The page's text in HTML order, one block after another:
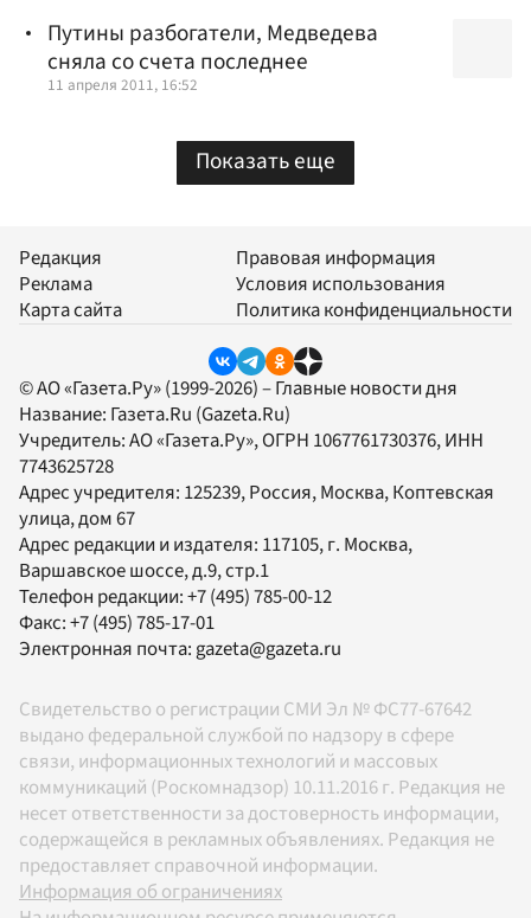
Путины разбогатели, Медведева
сняла со счета последнее
11 апреля 2011, 16:52
Показать еще
Редакция
Реклама
Карта сайта
Правовая информация
Условия использования
Политика конфиденциальности
© АО «Газета.Ру» (1999-2026) – Главные новости дня
Название: Газета.Ru (Gazeta.Ru)
Учредитель:АО «Газета.Ру», ОГРН 1067761730376, ИНН
7743625728
Адрес учредителя: 125239, Россия, Москва, Коптевская
улица, дом 67
Адрес редакции и издателя: 117105, г. Москва,
Варшавское шоссе, д.9, стр.1
Телефон редакции:+7 (495) 785-00-12
Факс:+7 (495) 785-17-01
Электронная почта:gazeta@gazeta.ru
Свидетельство о регистрации СМИ Эл № ФС77-67642
выдано федеральной службой по надзору в сфере
связи, информационных технологий и массовых
коммуникаций (Роскомнадзор) 10.11.2016 г. Редакция не
несет ответственности за достоверность информации,
содержащейся в рекламных объявлениях. Редакция не
предоставляет справочной информации.
Информация об ограничениях